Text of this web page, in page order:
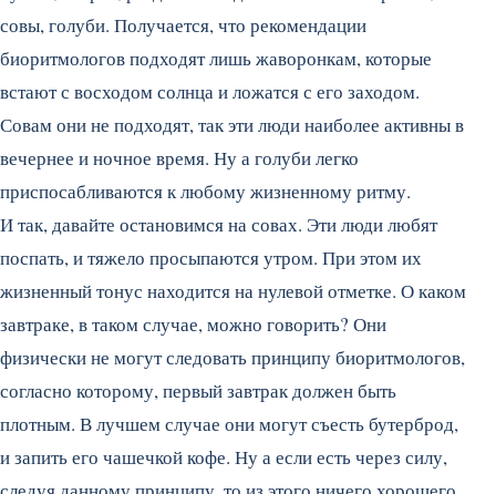
совы, голуби. Получается, что рекомендации
биоритмологов подходят лишь жаворонкам, которые
встают с восходом солнца и ложатся с его заходом.
Совам они не подходят, так эти люди наиболее активны в
вечернее и ночное время. Ну а голуби легко
приспосабливаются к любому жизненному ритму.
И так, давайте остановимся на совах. Эти люди любят
поспать, и тяжело просыпаются утром. При этом их
жизненный тонус находится на нулевой отметке. О каком
завтраке, в таком случае, можно говорить? Они
физически не могут следовать принципу биоритмологов,
согласно которому, первый завтрак должен быть
плотным. В лучшем случае они могут съесть бутерброд,
и запить его чашечкой кофе. Ну а если есть через силу,